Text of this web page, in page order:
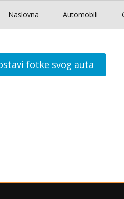
Naslovna Automobili
fotke svog auta